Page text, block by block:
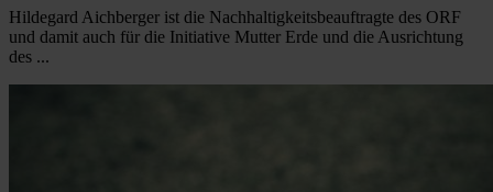
Hildegard Aichberger ist die Nachhaltigkeitsbeauftragte des ORF
und damit auch für die Initiative Mutter Erde und die Ausrichtung
des ...